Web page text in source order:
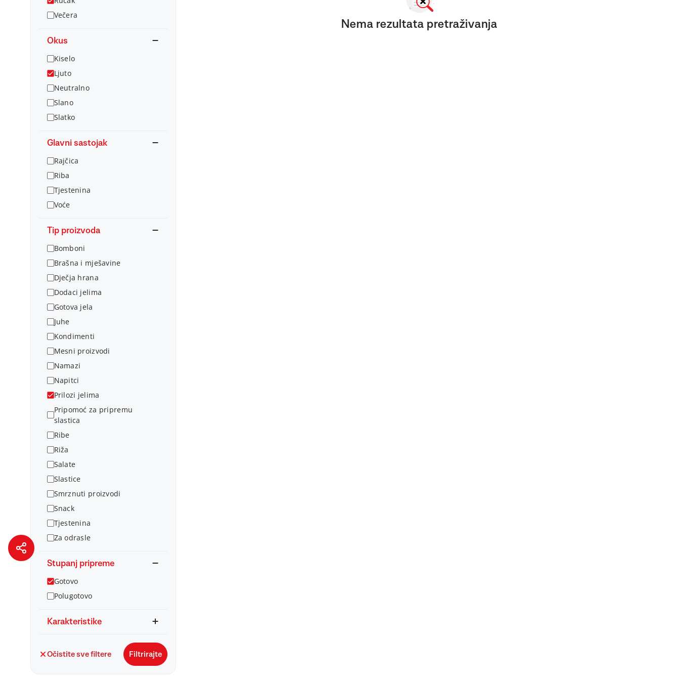
Večera
Okus
Kiselo
Ljuto
Neutralno
Slano
Slatko
Glavni sastojak
Rajčica
Riba
Tjestenina
Voće
Tip proizvoda
Bomboni
Brašna i mješavine
Dječja hrana
Dodaci jelima
Gotova jela
Juhe
Kondimenti
Mesni proizvodi
Namazi
Napitci
Prilozi jelima
Pripomoć za pripremu
slastica
Ribe
Riža
Salate
Slastice
Smrznuti proizvodi
Snack
Tjestenina
Za odrasle
Stupanj pripreme
Gotovo
Polugotovo
Karakteristike
Očistite sve filtere Filtrirajte
Nema rezultata pretraživanja